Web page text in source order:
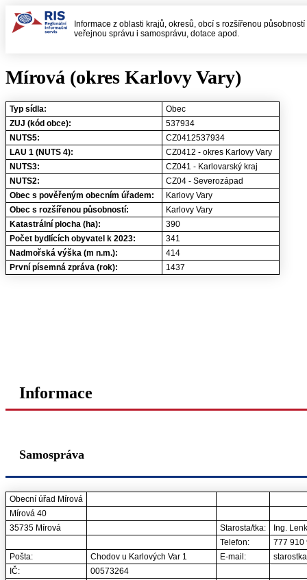
Informace z oblasti krajů, okresů, obcí s rozšířenou
veřejnou správu i samosprávu, dotace apod.
Mírová (okres Karlovy Vary)
Typ sídla:
Obec
ZUJ (kód obce):
537934
NUTS5:
CZ0412537934
LAU 1 (NUTS 4):
CZ0412 - okres Karlovy Vary
NUTS3:
CZ041 - Karlovarský kraj
NUTS2:
CZ04 - Severozápad
Obec s pověřeným obecním úřadem:
Karlovy Vary
Obec s rozšířenou působností:
Karlovy Vary
Katastrální plocha (ha):
390
Počet bydlících obyvatel k 2023:
341
Nadmořská výška (m n.m.):
414
První písemná zpráva (rok):
1437
Informace
Samospráva
Obecní úřad Mírová
Mírová 40
35735 Mírová
Starosta/tka:
Ing.
Telefon:
777 910
Pošta:
Chodov u Karlových Var 1 E-mail:
IČ:
00573264